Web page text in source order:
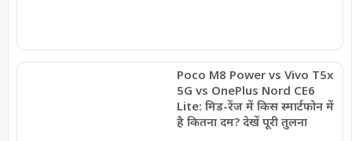
Poco M8 Power vs Vivo T5x
5G vs OnePlus Nord CE6
Lite: मिड-रेंज में किस स्मार्टफोन में
है कितना दम? देखें पूरी तुलना